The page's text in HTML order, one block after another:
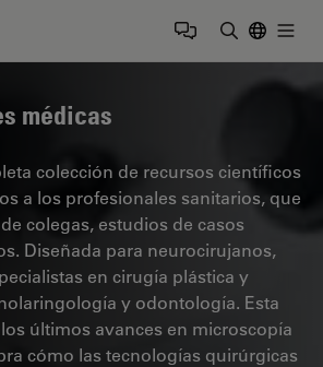
Logo
médicas
colección de recursos científicos
a los profesionales sanitarios, que
colegas, estudios de casos
Diseñada para neurocirujanos,
en cirugía plástica y
y odontología. Esta
últimos avances en microscopía
cómo las tecnologías quirúrgicas